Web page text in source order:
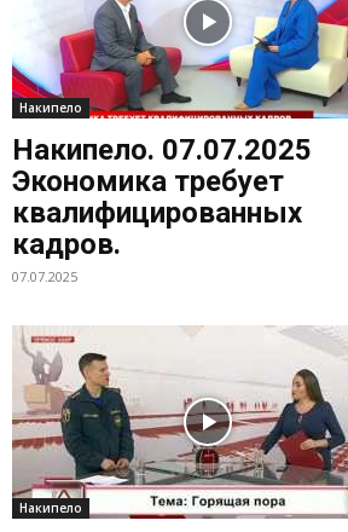
Накипело
Накипело. 07.07.2025
Экономика требует
квалифицированных
кадров.
07.07.2025
Накипело